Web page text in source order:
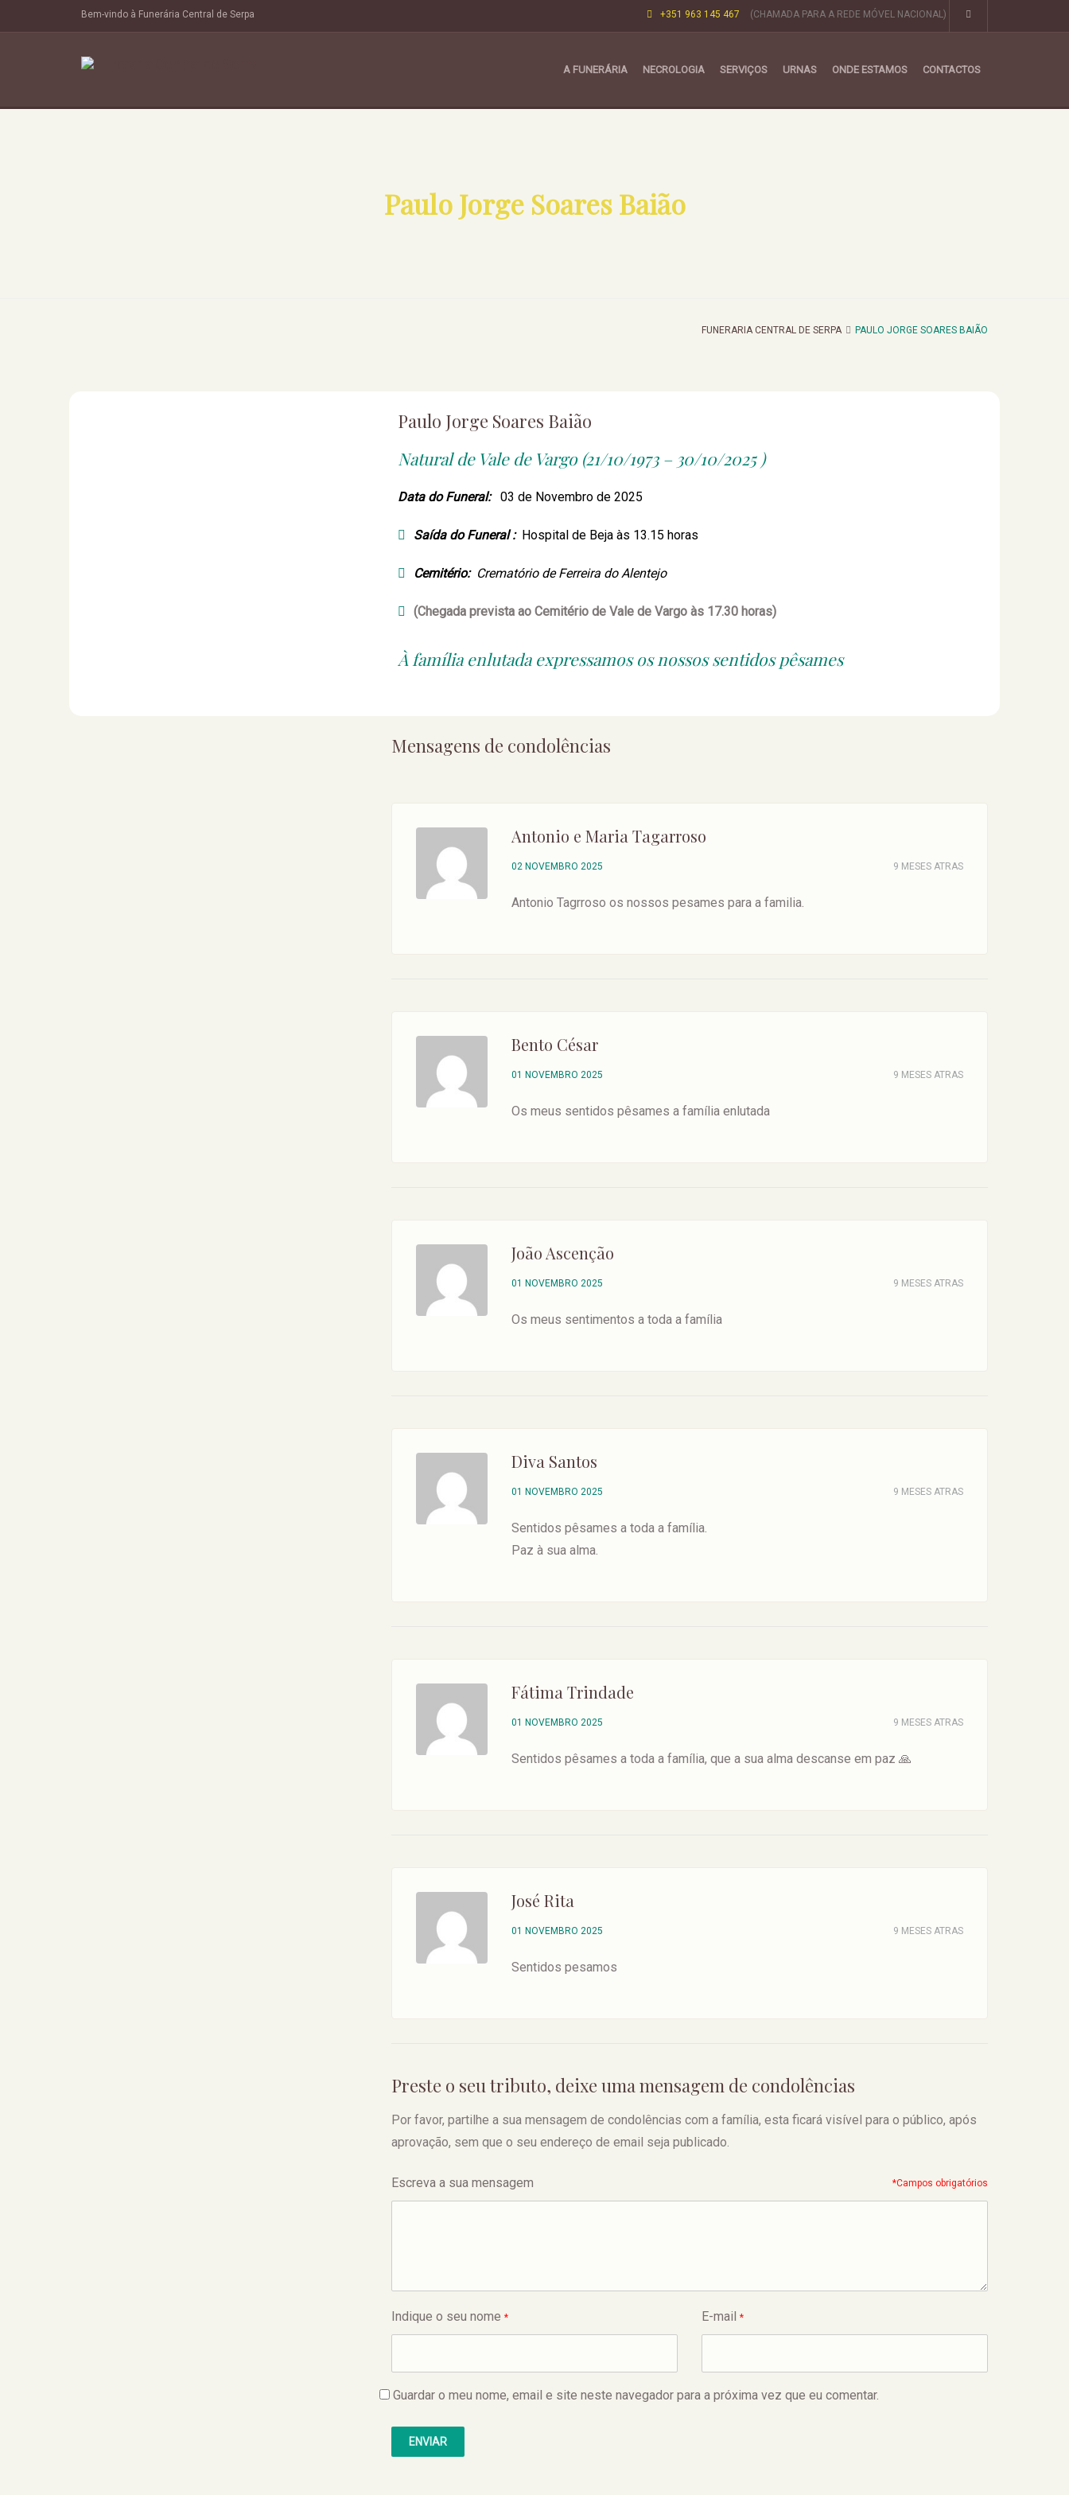
Bem-vindo à Funerária Central de Serpa +351 963 145 467 (CHAMADA PARA A REDE MÓVEL NACIONAL)
A FUNERÁRIA NECROLOGIA SERVIÇOS URNAS ONDE ESTAMOS CONTACTOS
Paulo Jorge Soares Baião
FUNERARIA CENTRAL DE SERPA PAULO JORGE SOARES BAIÃO
Paulo Jorge Soares Baião
Natural de Vale de Vargo (21/10/1973 – 30/10/2025 )
Data do Funeral: 03 de Novembro de 2025
Saída do Funeral : Hospital de Beja às 13.15 horas
Cemitério: Crematório de Ferreira do Alentejo
(Chegada prevista ao Cemitério de Vale de Vargo às 17.30 horas)
À família enlutada expressamos os nossos sentidos pêsames
Mensagens de condolências
Antonio e Maria Tagarroso
02 NOVEMBRO 2025 9 MESES ATRAS
Antonio Tagrroso os nossos pesames para a familia.
Bento César
01 NOVEMBRO 2025 9 MESES ATRAS
Os meus sentidos pêsames a família enlutada
João Ascenção
01 NOVEMBRO 2025 9 MESES ATRAS
Os meus sentimentos a toda a família
Diva Santos
01 NOVEMBRO 2025 9 MESES ATRAS
Sentidos pêsames a toda a família.
Paz à sua alma.
Fátima Trindade
01 NOVEMBRO 2025 9 MESES ATRAS
Sentidos pêsames a toda a família, que a sua alma descanse em paz 🙏
José Rita
01 NOVEMBRO 2025 9 MESES ATRAS
Sentidos pesamos
Preste o seu tributo, deixe uma mensagem de condolências
Por favor, partilhe a sua mensagem de condolências com a família, esta ficará visível para o público, após
aprovação, sem que o seu endereço de email seja publicado.
Escreva a sua mensagem *Campos obrigatórios
Indique o seu nome * E-mail *
Guardar o meu nome, email e site neste navegador para a próxima vez que eu comentar.